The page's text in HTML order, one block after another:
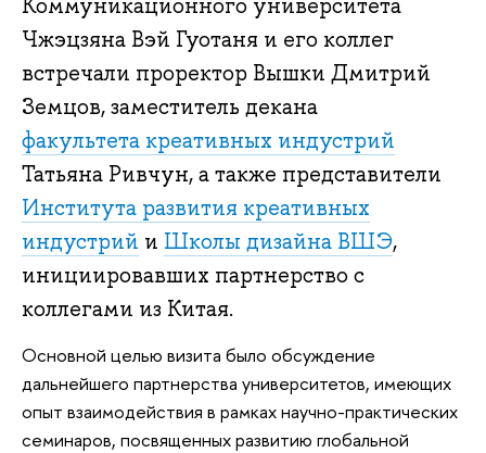
Коммуникационного университета
Чжэцзяна Вэй Гуотаня и его коллег
встречали проректор Вышки Дмитрий
Земцов, заместитель декана
факультета креативных индустрий
Татьяна Ривчун, а также представители
Института развития креативных
индустрий и Школы дизайна ВШЭ,
инициировавших партнерство с
коллегами из Китая.
Основной целью визита было обсуждение
дальнейшего партнерства университетов, имеющих
опыт взаимодействия в рамках научно-практических
семинаров, посвященных развитию глобальной